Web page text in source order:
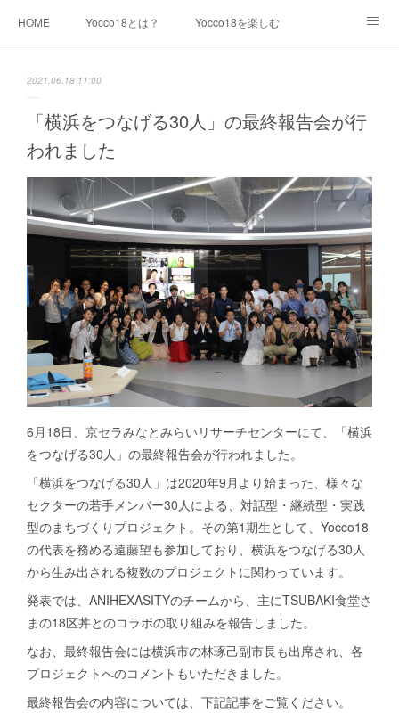
HOME Yocco18とは？ Yocco18を楽しむ
青木めんか 戸部みらい
浦舟みなみ 永谷みお 星川とばり 鶴ヶ峰あさひ
屏風浦しおみ 金沢ふみ 大綱きくな 新治みどり
山内あおば 都筑かや 戸塚しなの 本郷さかえ
中和田いずみ 瀬谷みつき Yocco18 等身バージョン
Yocco18 ミニバージョン Yocco18 顔アイコン
開港都市・横浜の歴史
2021.06.18 11:00
「横浜をつなげる30人」の最終報告会が行
われました
6月18日、京セラみなとみらいリサーチセンターにて、「横浜
をつなげる30人」の最終報告会が行われました。
「横浜をつなげる30人」は2020年9月より始まった、様々な
セクターの若手メンバー30人による、対話型・継続型・実践
型のまちづくりプロジェクト。その第1期生として、Yocco18
の代表を務める遠藤望も参加しており、横浜をつなげる30人
から生み出される複数のプロジェクトに関わっています。
発表では、ANIHEXASITYのチームから、主にTSUBAKI食堂さ
まの18区丼とのコラボの取り組みを報告しました。
なお、最終報告会には横浜市の林琢己副市長も出席され、各
プロジェクトへのコメントもいただきました。
最終報告会の内容については、下記記事をご覧ください。